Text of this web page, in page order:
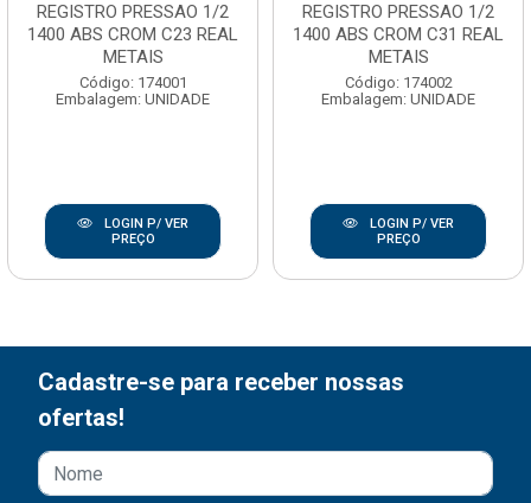
REGISTRO PRESSAO 1/2
1400 ABS CROM C23 REAL
METAIS
Código: 174001
Embalagem: UNIDADE
LOGIN P/ VER
PREÇO
REGISTRO PRESSAO 1/2
1400 ABS CROM C31 REAL
METAIS
Código: 174002
Embalagem: UNIDADE
LOGIN P/ VER
PREÇO
Cadastre-se para receber nossas
ofertas!